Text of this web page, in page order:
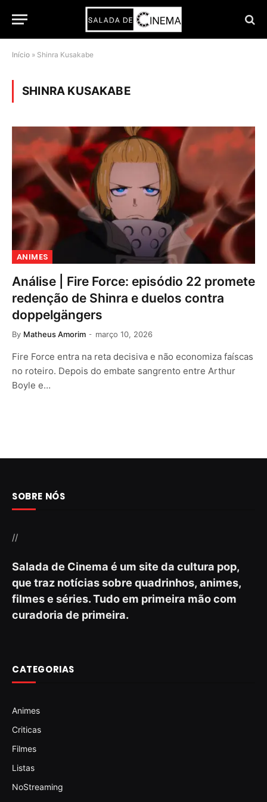
Início » Shinra Kusakabe
SHINRA KUSAKABE
ANIMES
Análise | Fire Force: episódio 22 promete
redenção de Shinra e duelos contra
doppelgängers
By Matheus Amorim março 10, 2026
Fire Force entra na reta decisiva e não economiza faíscas
no roteiro. Depois do embate sangrento entre Arthur
Boyle e…
SOBRE NÓS
//
Salada de Cinema é um site da cultura pop,
que traz notícias sobre quadrinhos, animes,
filmes e séries. Tudo em primeira mão com
curadoria de primeira.
CATEGORIAS
Animes
Criticas
Filmes
Listas
NoStreaming